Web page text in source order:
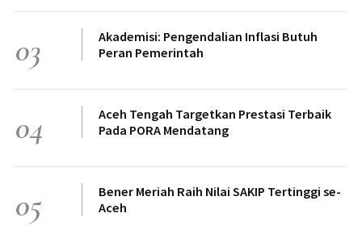
03
Akademisi: Pengendalian Inflasi Butuh
Peran Pemerintah
04
Aceh Tengah Targetkan Prestasi Terbaik
Pada PORA Mendatang
05
Bener Meriah Raih Nilai SAKIP Tertinggi se-
Aceh